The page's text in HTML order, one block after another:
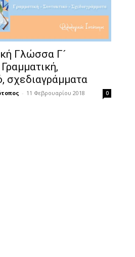
Γλώσσα Γ´
σχεδιαγράμματα
- 11 Φεβρουαρίου 2018 0